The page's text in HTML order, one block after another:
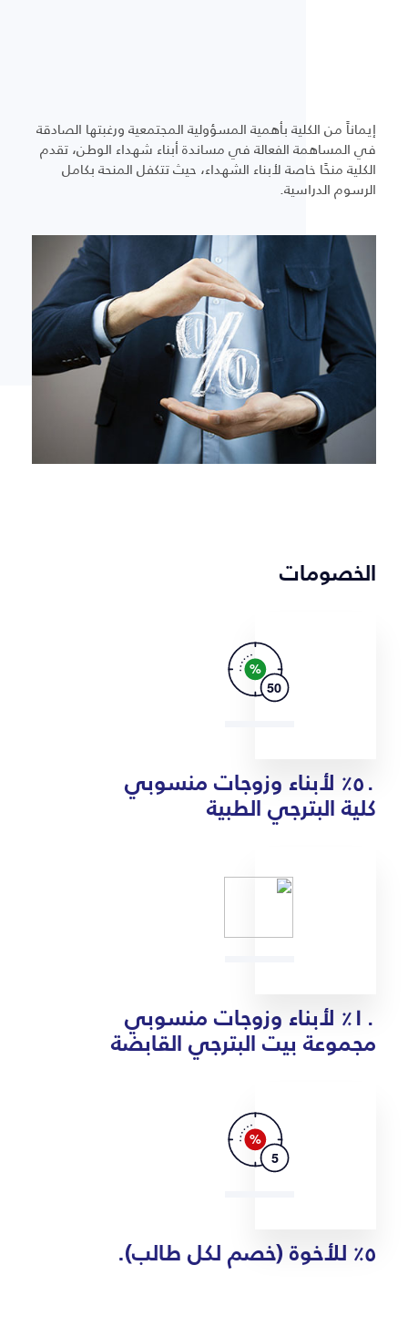
إيماناً من الكلية بأهمية المسؤولية المجتمعية ورغبتها الصادقة
في المساهمة الفعالة في مساندة أبناء شهداء الوطن، تقدم
الكلية منحًا خاصة لأبناء الشهداء، حيث تتكفل المنحة بكامل
الرسوم الدراسية.
الخصومات
٥٠٪ لأبناء وزوجات منسوبي
كلية البترجي الطبية
١٠٪ لأبناء وزوجات منسوبي
مجموعة بيت البترجي القابضة
٥٪ للأخوة (خصم لكل طالب).